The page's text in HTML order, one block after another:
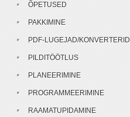
ÕPETUSED
PAKKIMINE
PDF-LUGEJAD/KONVERTERID
PILDITÖÖTLUS
PLANEERIMINE
PROGRAMMEERIMINE
RAAMATUPIDAMINE